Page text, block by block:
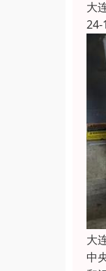
大
24-
大
中